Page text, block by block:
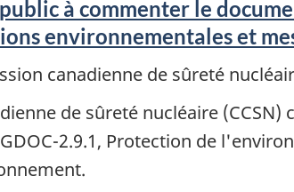
à commenter le
environnementales et
canadienne de sûreté
de sûreté nucléaire
2.9.1, Protection de